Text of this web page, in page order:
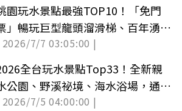
園玩水景點最強TOP10！「免門
」暢玩巨型龍頭溜滑梯、百年湧泉
浣衣池」7/7 03:05:00 |
全台玩水景點Top33！全新親
公園、野溪祕境、海水浴場，通通
費玩！7/5 04:00:00 |